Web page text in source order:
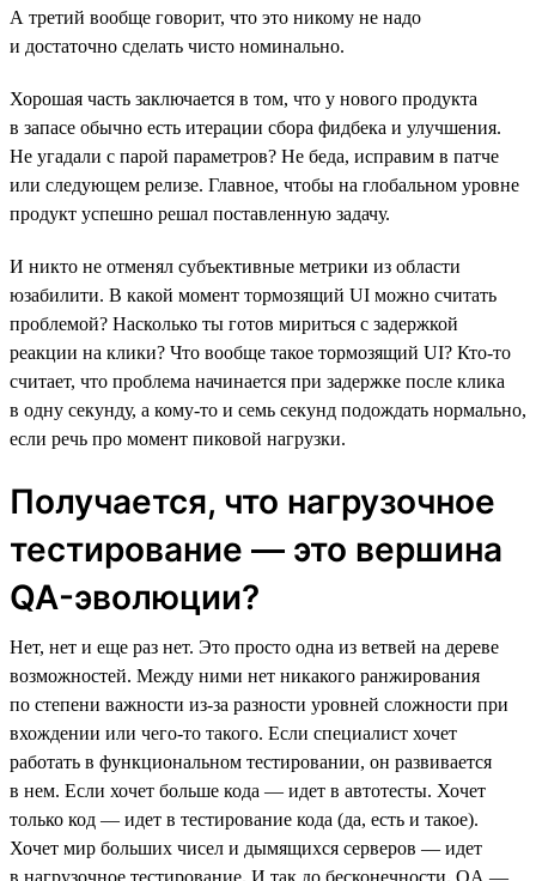
А третий вообще говорит, что это никому не надо
и достаточно сделать чисто номинально.
Хорошая часть заключается в том, что у нового продукта
в запасе обычно есть итерации сбора фидбека и улучшения.
Не угадали с парой параметров? Не беда, исправим в патче
или следующем релизе. Главное, чтобы на глобальном уровне
продукт успешно решал поставленную задачу.
И никто не отменял субъективные метрики из области
юзабилити. В какой момент тормозящий UI можно считать
проблемой? Насколько ты готов мириться с задержкой
реакции на клики? Что вообще такое тормозящий UI? Кто-то
считает, что проблема начинается при задержке после клика
в одну секунду, а кому-то и семь секунд подождать нормально,
если речь про момент пиковой нагрузки.
Получается, что нагрузочное
тестирование — это вершина
QA-эволюции?
Нет, нет и еще раз нет. Это просто одна из ветвей на дереве
возможностей. Между ними нет никакого ранжирования
по степени важности из-за разности уровней сложности при
вхождении или чего-то такого. Если специалист хочет
работать в функциональном тестировании, он развивается
в нем. Если хочет больше кода — идет в автотесты. Хочет
только код — идет в тестирование кода (да, есть и такое).
Хочет мир больших чисел и дымящихся серверов — идет
в нагрузочное тестирование. И так до бесконечности. QA —